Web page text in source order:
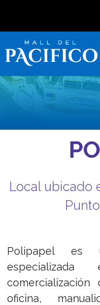
Local ubicado
Polipapel es
oficina,